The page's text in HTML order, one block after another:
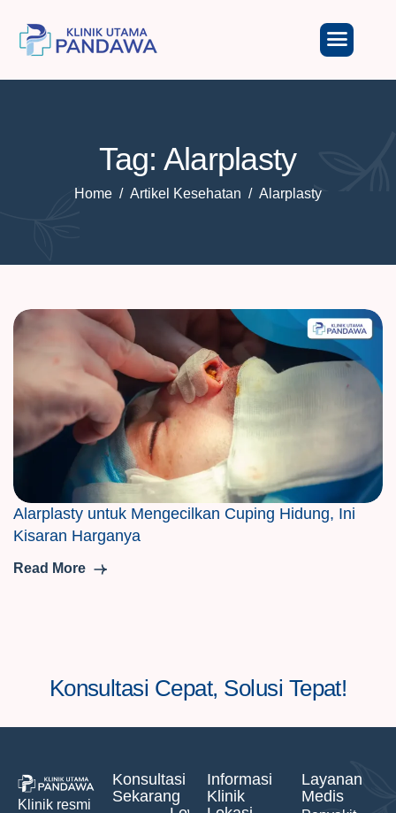
Tag: Alarplasty
Home Artikel Kesehatan Alarplasty
Alarplasty untuk Mengecilkan Cuping Hidung, Ini
Kisaran Harganya
Read More
Konsultasi Cepat, Solusi Tepat!
Klinik resmi
Konsultasi
Sekarang
Informasi
Klinik
Layanan
Medis